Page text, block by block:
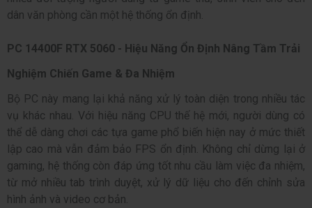
dân văn phòng cần một hệ thống ổn định.
PC 14400F RTX 5060 - Hiệu Năng Ổn Định Nâng Tầm Trải
Nghiệm Chiến Game & Đa Nhiệm
Bộ PC này mang lại khả năng xử lý toàn diện trong nhiều tác
vụ khác nhau. Với hiệu năng CPU thế hệ mới, người dùng có
thể dễ dàng chơi các tựa game phổ biến hiện nay ở mức thiết
lập cao mà vẫn đảm bảo FPS ổn định. Không chỉ dừng lại ở
gaming, hệ thống còn đáp ứng tốt nhu cầu làm việc đa nhiệm,
từ mở nhiều tab trình duyệt, xử lý dữ liệu cho đến chỉnh sửa
hình ảnh và video cơ bản.